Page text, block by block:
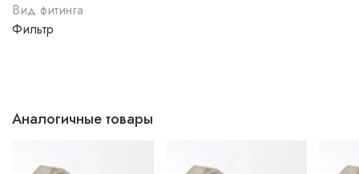
Вид фитинга
Фильтр
Аналогичные товары